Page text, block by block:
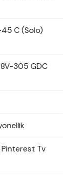
45 C (Solo)
305 GDC
Pinterest Tv